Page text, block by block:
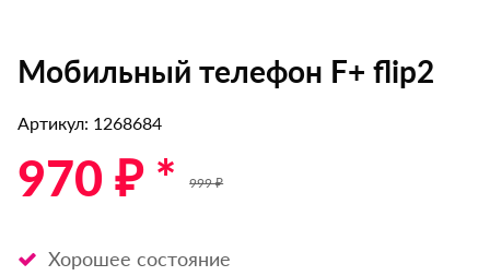
Мобильный телефон F+ flip2
Артикул: 1268684
970 ₽ * 999 ₽
Хорошее состояние